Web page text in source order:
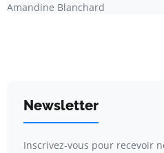
Amandine Blanchard
Newsletter
Inscrivez-vous pour recevoir